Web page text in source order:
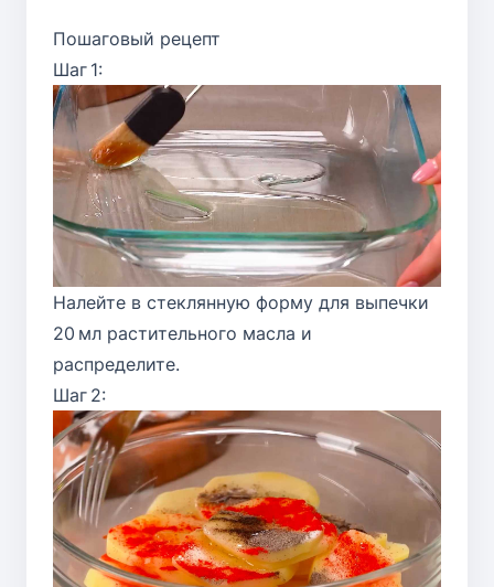
Пошаговый рецепт
Шаг 1:
Налейте в стеклянную форму для выпечки
20 мл растительного масла и
распределите.
Шаг 2: